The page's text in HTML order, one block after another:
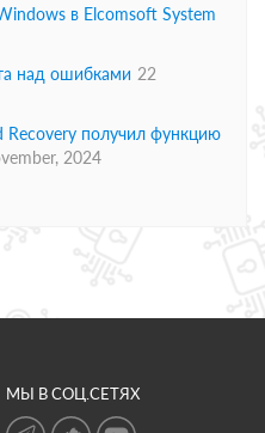
в Elcomsoft System
над ошибками 22
Recovery получил функцию
2024
МЫ В СОЦ.СЕТЯХ